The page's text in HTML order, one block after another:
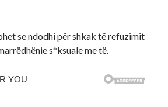
se ndodhi për shkak të refuzimit
s*ksuale me të.